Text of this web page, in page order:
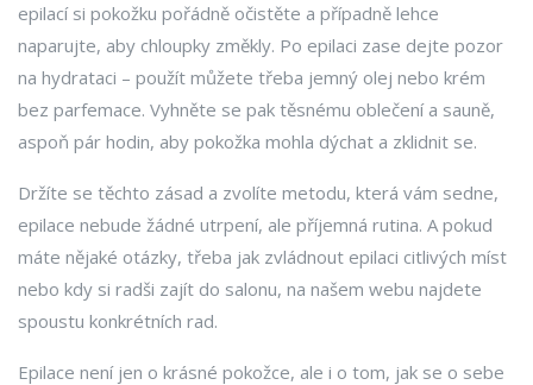
epilací si pokožku pořádně očistěte a případně lehce
naparujte, aby chloupky změkly. Po epilaci zase dejte pozor
na hydrataci – použít můžete třeba jemný olej nebo krém
bez parfemace. Vyhněte se pak těsnému oblečení a sauně,
aspoň pár hodin, aby pokožka mohla dýchat a zklidnit se.
Držíte se těchto zásad a zvolíte metodu, která vám sedne,
epilace nebude žádné utrpení, ale příjemná rutina. A pokud
máte nějaké otázky, třeba jak zvládnout epilaci citlivých míst
nebo kdy si radši zajít do salonu, na našem webu najdete
spoustu konkrétních rad.
Epilace není jen o krásné pokožce, ale i o tom, jak se o sebe